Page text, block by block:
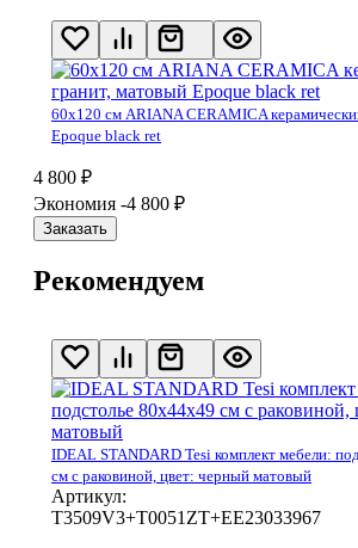
60х120 см ARIANA CERAMICA
Epoque black ret
4 800 ₽
Экономия -4 800 ₽
Заказать
Рекомендуем
IDEAL STANDARD Tesi комплект мебели:
см с раковиной, цвет: черный матовый
Артикул:
T3509V3+T0051ZT+EE23033967